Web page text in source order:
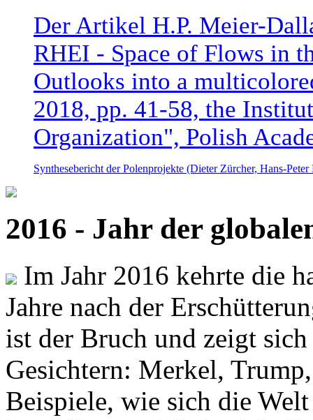
Der Artikel H.P. Meier-
RHEI - Space of Flows in
Outlooks into a
2018, pp. 41-58, the
Organization", Polish
Synthesebericht der Polenprojekte (Dieter Zürcher, Hans-
2016 - Jahr der
Im Jahr 2016 kehrte die
Jahre nach der
ist der Bruch und zeigt
Gesichtern: Merkel,
Beispiele, wie sich die